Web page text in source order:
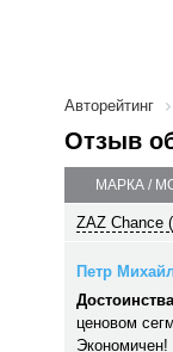
Авторейтинг
Отзыв
МАРКА /
ZAZ Chance
Петр
ценовом
Экономичен!